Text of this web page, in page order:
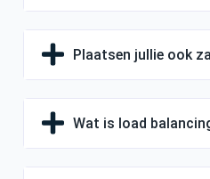
Plaatsen jullie ook
Wat is load